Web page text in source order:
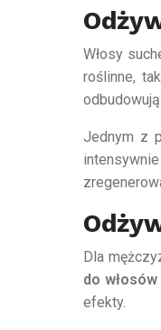
Włosy
roślinne,
Jednym z
Dla
do włosów
efekty.